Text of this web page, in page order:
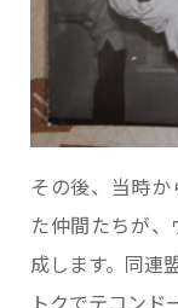
その後、当時
た仲間たちが
成します。同連
トクでテコンド